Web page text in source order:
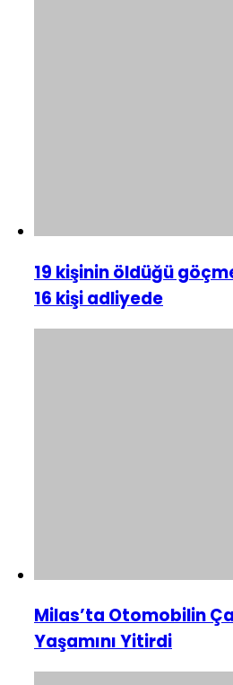
19 kişinin öldüğü
16 kişi adliyede
Milas’ta Otomobilin
Yaşamını Yitirdi